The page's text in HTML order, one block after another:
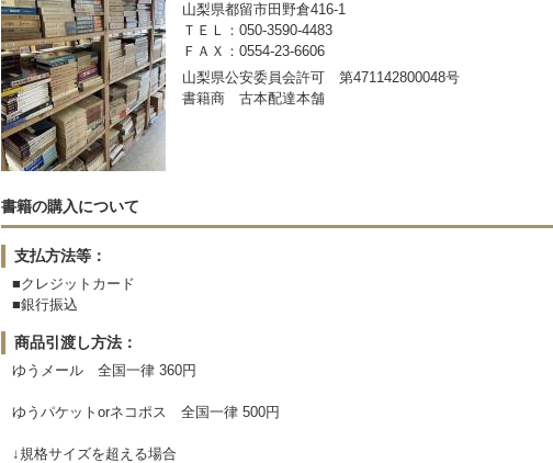
山梨県都留市田野倉416-1
ＴＥＬ：050-3590-4483
ＦＡＸ：0554-23-6606
山梨県公安委員会許可 第471142800048号
書籍商 古本配達本舗
書籍の購入について
支払方法等：
■クレジットカード
■銀行振込
商品引渡し方法：
ゆうメール 全国一律 360円
ゆうパケットorネコポス 全国一律 500円
↓規格サイズを超える場合